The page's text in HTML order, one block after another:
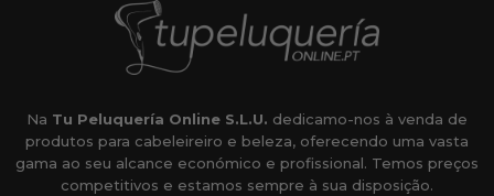
Na Tu Peluquería Online S.L.U. dedicamo-nos à venda de
produtos para cabeleireiro e beleza, oferecendo uma vasta
gama ao seu alcance económico e profissional. Temos preços
competitivos e estamos sempre à sua disposição.